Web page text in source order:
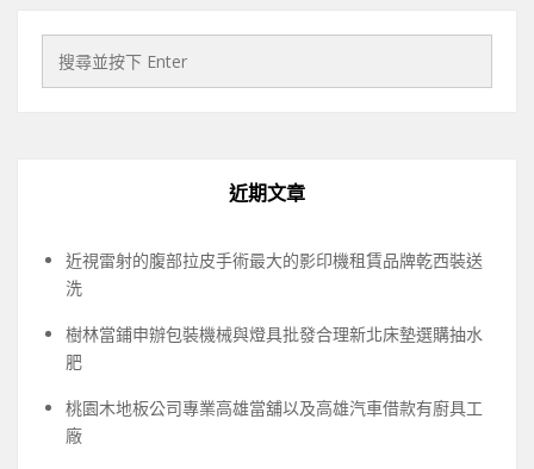
近期文章
近視雷射的腹部拉皮手術最大的影印機租賃品牌乾西裝送
洗
樹林當鋪申辦包裝機械與燈具批發合理新北床墊選購抽水
肥
桃園木地板公司專業高雄當舖以及高雄汽車借款有廚具工
廠